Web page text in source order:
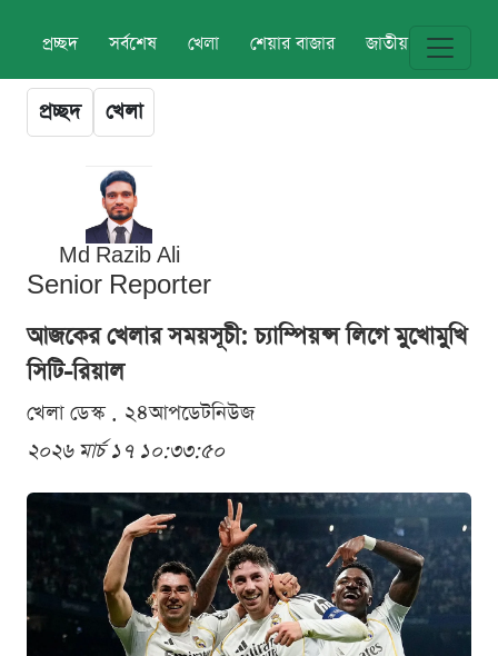
প্রচ্ছদ সর্বশেষ খেলা শেয়ার বাজার জাতীয় বিশ্ব
প্রচ্ছদ খেলা
Md Razib Ali
Senior Reporter
আজকের খেলার সময়সূচী: চ্যাম্পিয়ন্স লিগে মুখোমুখি
সিটি-রিয়াল
খেলা ডেস্ক . ২৪আপডেটনিউজ
২০২৬ মার্চ ১৭ ১০:৩৩:৫০